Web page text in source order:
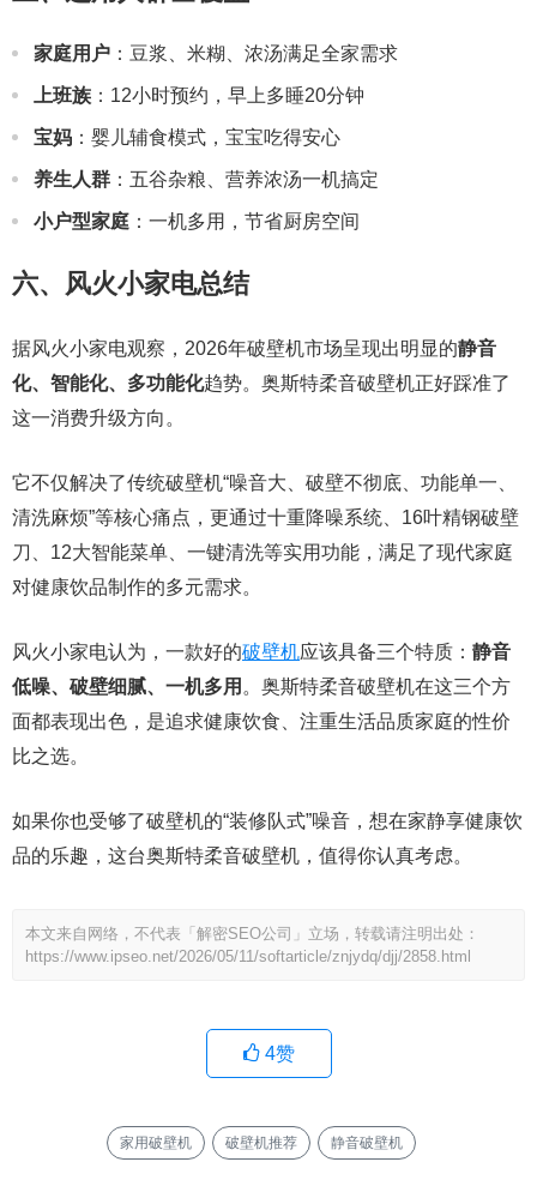
家庭用户 ：豆浆、米糊、浓汤满足全家需求
上班族 ：12小时预约，早上多睡20分钟
宝妈 ：婴儿辅食模式，宝宝吃得安心
养生人群 ：五谷杂粮、营养浓汤一机搞定
小户型家庭 ：一机多用，节省厨房空间
六、风火小家电总结
据风火小家电观察，2026年破壁机市场呈现出明显的静音
化、智能化、多功能化趋势。奥斯特柔音破壁机正好踩准了
这一消费升级方向。
它不仅解决了传统破壁机“噪音大、破壁不彻底、功能单一、
清洗麻烦”等核心痛点，更通过十重降噪系统、16叶精钢破壁
刀、12大智能菜单、一键清洗等实用功能，满足了现代家庭
对健康饮品制作的多元需求。
风火小家电认为，一款好的破壁机应该具备三个特质： 静音
低噪、破壁细腻、一机多用 。奥斯特柔音破壁机在这三个方
面都表现出色，是追求健康饮食、注重生活品质家庭的性价
比之选。
如果你也受够了破壁机的“装修队式”噪音，想在家静享健康饮
品的乐趣，这台奥斯特柔音破壁机，值得你认真考虑。
本文来自网络，不代表「解密SEO公司」立场，转载请注明出处：
https://www.ipseo.net/2026/05/11/softarticle/znjydq/djj/2858.html
4赞
家用破壁机 破壁机推荐 静音破壁机